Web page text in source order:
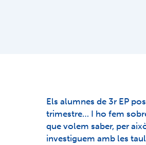
Els alumnes de 3r EP
trimestre… I ho fem
que volem saber, per
investiguem amb les